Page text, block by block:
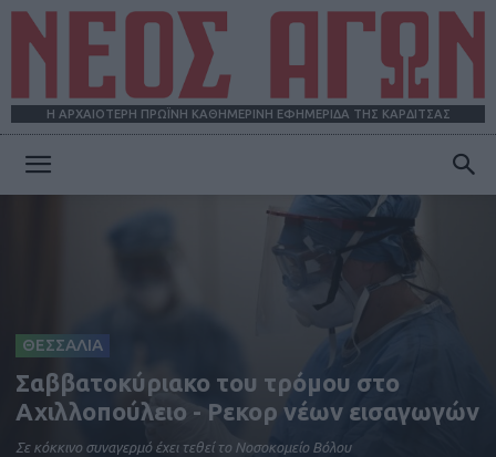
Η ΑΡΧΑΙΟΤΕΡΗ ΠΡΩΪΝΗ ΚΑΘΗΜΕΡΙΝΗ ΕΦΗΜΕΡΙΔΑ ΤΗΣ ΚΑΡΔΙΤΣΑΣ
ΘΕΣΣΑΛΙΑ
Σαββατοκύριακο του τρόμου στο
Αχιλλοπούλειο - Ρεκορ νέων εισαγωγών
Σε κόκκινο συναγερμό έχει τεθεί το Νοσοκομείο Βόλου